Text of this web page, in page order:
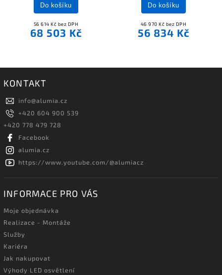
56 614 Kč bez DPH
68 503 Kč
Do košíku
46 970 Kč bez DPH
56 834 Kč
Do košíku
KONTAKT
info@alumia.cz
+420 604 900 539
+420 778 479 728
Facebook
alumia.cz
https://www.youtube.com/@alumiacz
INFORMACE PRO VÁS
Moje objednávka
Realizace - Montáže
Služby
Kariéra
Jak nakupovat
Výhody LED osvětlení